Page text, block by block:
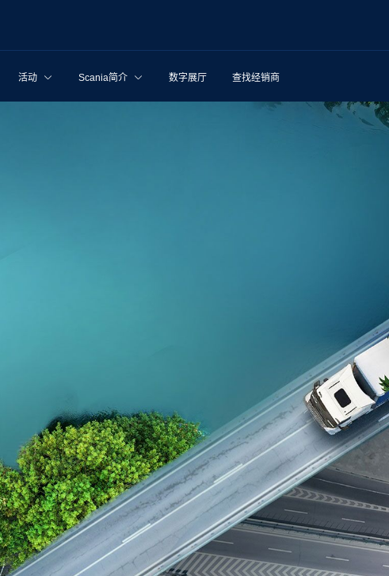
活动 Scania简介 数字展厅 查找经销商